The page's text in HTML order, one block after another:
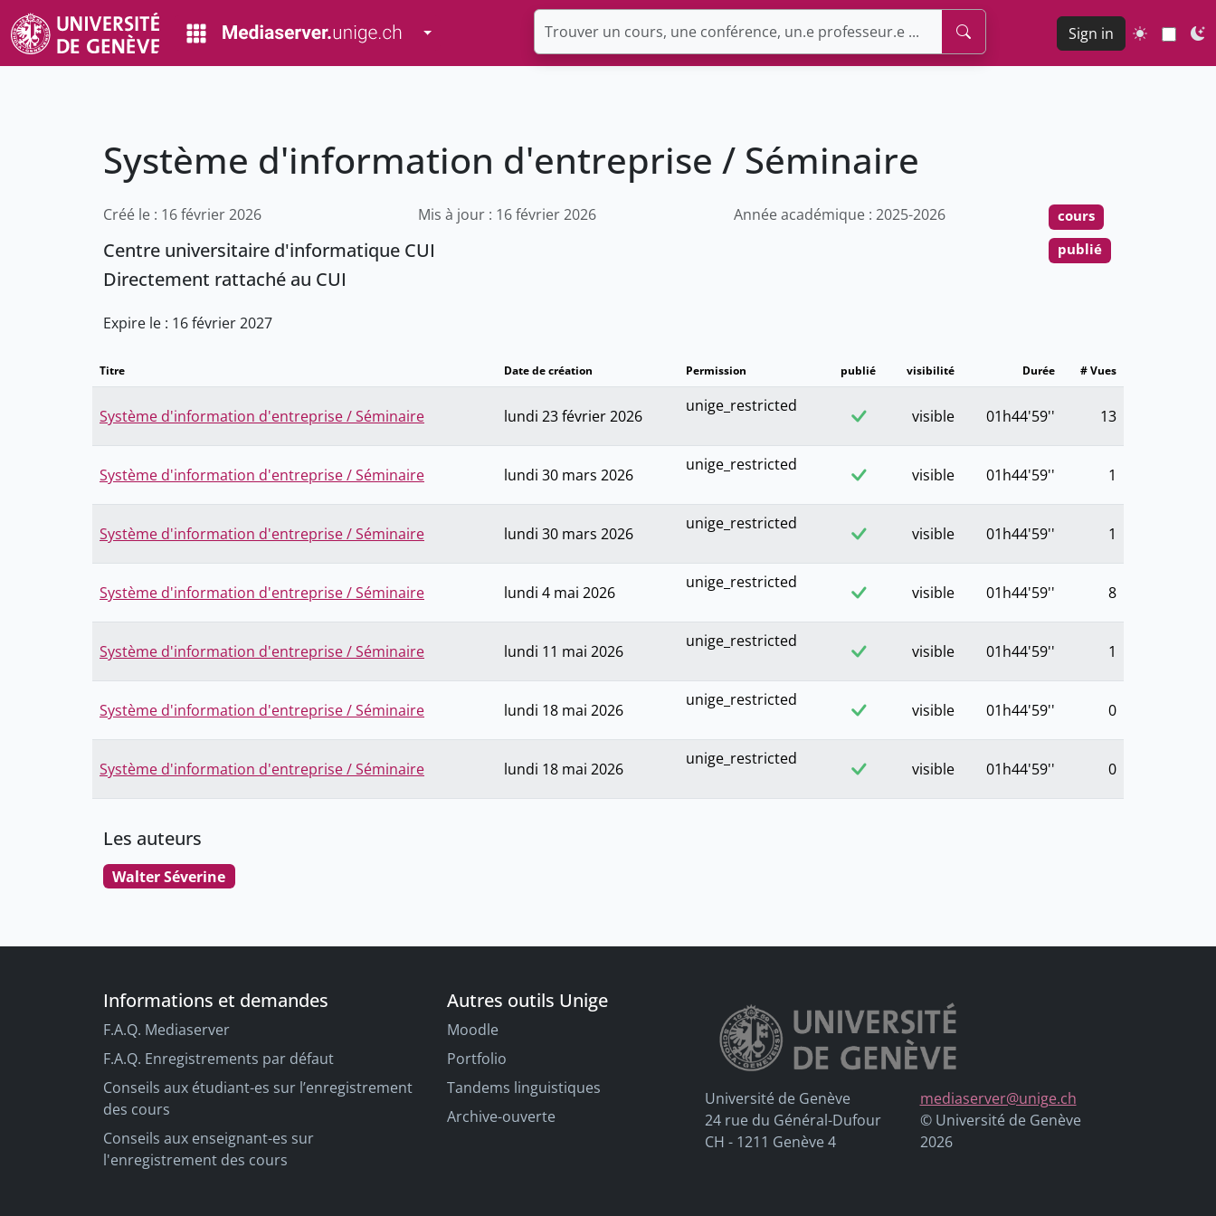
Toggle Dropdown Sign in
Système d'information d'entreprise / Séminaire
Créé le : 16 février 2026 Mis à jour : 16 février 2026 Année académique : 2025-2026
Centre universitaire d'informatique CUI
Directement rattaché au CUI
Expire le : 16 février 2027
cours
publié
Titre Date de création Permission publié visibilité Durée # Vues
Système d'information d'entreprise / Séminaire lundi 23 février 2026
unige_restricted
visible 01h44'59'' 13
Système d'information d'entreprise / Séminaire lundi 30 mars 2026
unige_restricted
visible 01h44'59'' 1
Système d'information d'entreprise / Séminaire lundi 30 mars 2026
unige_restricted
visible 01h44'59'' 1
Système d'information d'entreprise / Séminaire lundi 4 mai 2026
unige_restricted
visible 01h44'59'' 8
Système d'information d'entreprise / Séminaire lundi 11 mai 2026
unige_restricted
visible 01h44'59'' 1
Système d'information d'entreprise / Séminaire lundi 18 mai 2026
unige_restricted
visible 01h44'59'' 0
Système d'information d'entreprise / Séminaire lundi 18 mai 2026
unige_restricted
visible 01h44'59'' 0
Les auteurs
Walter Séverine
Informations et demandes
F.A.Q. Mediaserver
F.A.Q. Enregistrements par défaut
Conseils aux étudiant-es sur l’enregistrement
des cours
Conseils aux enseignant-es sur
l'enregistrement des cours
Autres outils Unige
Moodle
Portfolio
Tandems linguistiques
Archive-ouverte
Université de Genève
24 rue du Général-Dufour
CH - 1211 Genève 4
mediaserver@unige.ch
© Université de Genève
2026